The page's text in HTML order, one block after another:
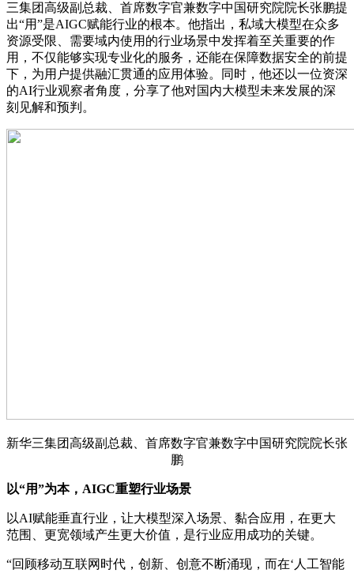
三集团高级副总裁、首席数字官兼数字中国研究院院长张鹏提
出“用”是AIGC赋能行业的根本。他指出，私域大模型在众多
资源受限、需要域内使用的行业场景中发挥着至关重要的作
用，不仅能够实现专业化的服务，还能在保障数据安全的前提
下，为用户提供融汇贯通的应用体验。同时，他还以一位资深
的AI行业观察者角度，分享了他对国内大模型未来发展的深
刻见解和预判。
新华三集团高级副总裁、首席数字官兼数字中国研究院院长张
鹏
以“用”为本，AIGC重塑行业场景
以AI赋能垂直行业，让大模型深入场景、黏合应用，在更大
范围、更宽领域产生更大价值，是行业应用成功的关键。
“回顾移动互联网时代，创新、创意不断涌现，而在‘人工智能